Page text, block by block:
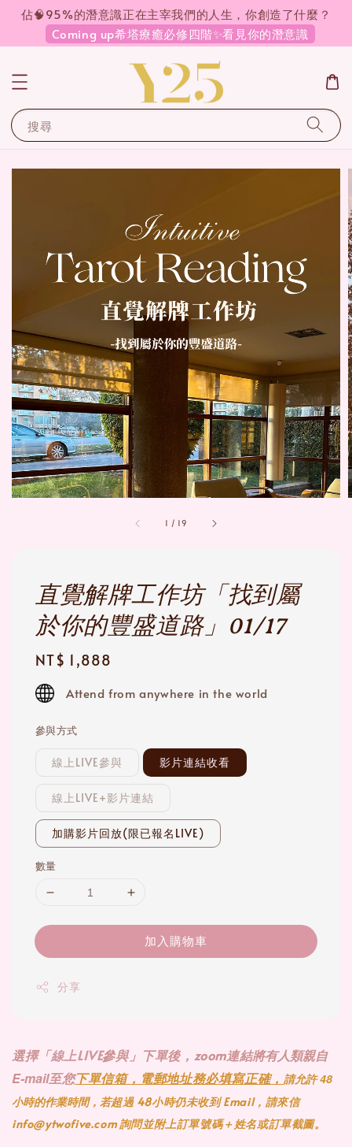
佔🧠95%的潛意識正在主宰我們的人生，你創造了什麼？
Coming up希塔療癒必修四階✨看見你的潛意識
搜尋
1 / 19
直覺解牌工作坊「找到屬
於你的豐盛道路」01/17
Regular
price
NT$ 1,888
Attend from anywhere in the world
參與方式
線上LIVE參與 影片連結收看
線上LIVE+影片連結
加購影片回放(限已報名LIVE)
數量
加入購物車
分享
選擇「線上LIVE參與」下單後，zoom連結將有人類親自
E-mail至您下單信箱，電郵地址務必填寫正確， 請允許 48
小時的作業時間，若超過 48小時仍未收到 Email，請來信
info@ytwofive.com 詢問並附上訂單號碼＋姓名或訂單截圖。